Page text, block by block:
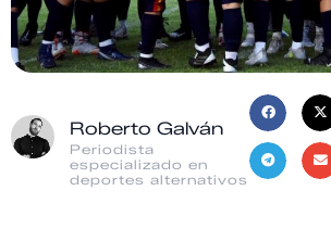
Roberto Galván
Periodista
especializado en
deportes alternativos